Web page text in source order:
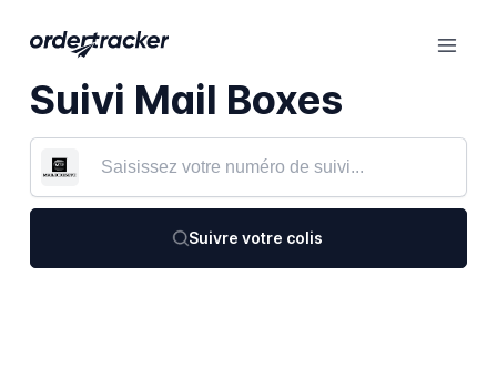
Suivi Mail Boxes
Suivre votre colis